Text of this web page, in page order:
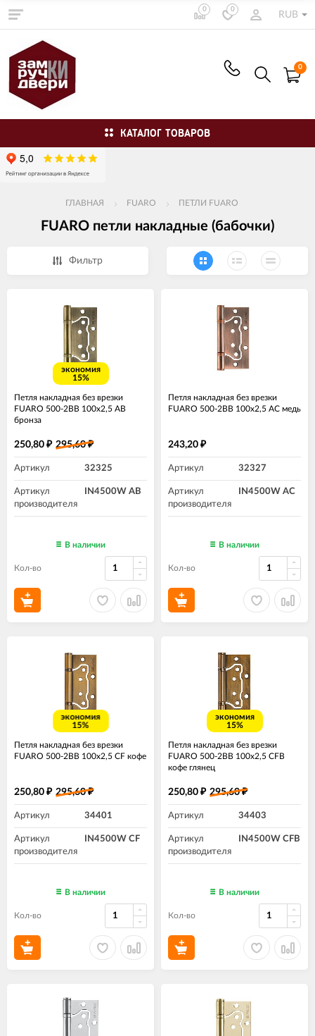
0 0
RUB
0
КАТАЛОГ ТОВАРОВ
ГЛАВНАЯ FUARO ПЕТЛИ FUARO
FUARO петли накладные (бабочки)
Фильтр
экономия
15%
Петля накладная без врезки
FUARO 500-2BB 100x2,5 AB
бронза
250,80 ₽ 295,60₽
Артикул 32325
Артикул
производителя
IN4500W AB
В наличии
Кол-во
Петля накладная без врезки
FUARO 500-2BB 100x2,5 AC медь
243,20 ₽
Артикул 32327
Артикул
производителя
IN4500W AC
В наличии
Кол-во
экономия
15%
Петля накладная без врезки
FUARO 500-2BB 100x2,5 CF кофе
250,80 ₽ 295,60₽
Артикул 34401
Артикул
производителя
IN4500W CF
В наличии
Кол-во
экономия
15%
Петля накладная без врезки
FUARO 500-2BB 100x2,5 CFB
кофе глянец
250,80 ₽ 295,60₽
Артикул 34403
Артикул
производителя
IN4500W CFB
В наличии
Кол-во